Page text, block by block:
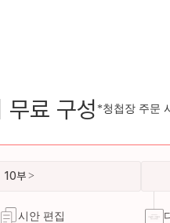
무료 구성 *청첩장 주문
10부
시안 편집